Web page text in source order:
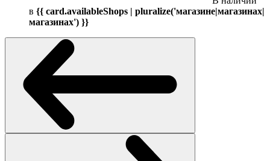
в {{ card.availableShops | pluralize('магазине|магазинах|
магазинах') }}